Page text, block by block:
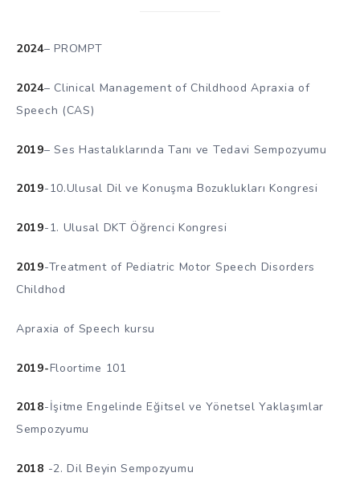
2024– PROMPT
2024– Clinical Management of Childhood Apraxia of
Speech (CAS)
2019– Ses Hastalıklarında Tanı ve Tedavi Sempozyumu
2019-10.Ulusal Dil ve Konuşma Bozuklukları Kongresi
2019-1. Ulusal DKT Öğrenci Kongresi
2019-Treatment of Pediatric Motor Speech Disorders
Childhod
Apraxia of Speech kursu
2019-Floortime 101
2018-İşitme Engelinde Eğitsel ve Yönetsel Yaklaşımlar
Sempozyumu
2018 -2. Dil Beyin Sempozyumu